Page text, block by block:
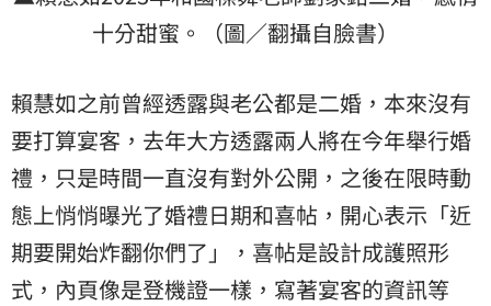
十分甜蜜。（圖／翻攝自臉書）
賴慧如之前曾經透露與老公都是二婚，本來沒有
要打算宴客，去年大方透露兩人將在今年舉行婚
禮，只是時間一直沒有對外公開，之後在限時動
態上悄悄曝光了婚禮日期和喜帖，開心表示「近
期要開始炸翻你們了」，喜帖是設計成護照形
式，內頁像是登機證一樣，寫著宴客的資訊等